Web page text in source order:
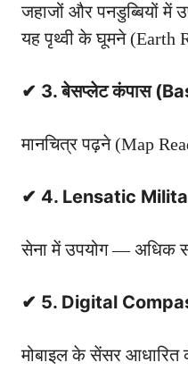
जहाजों और पनडुब्बियों में
यह पृथ्वी के घूमने (Earth
✔ 3. बेसप्लेट कंपास
मानचित्र पढ़ने (Map
✔ 4. Lensatic
सेना में उपयोग — अधिक
✔ 5. Digital
मोबाइल के सेंसर